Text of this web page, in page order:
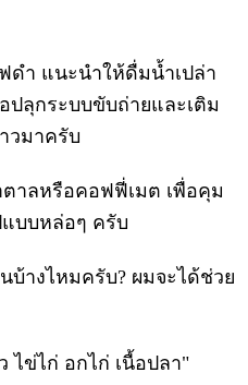
ดำ แนะนำให้ดื่มน้ำเปล่า
ปลุกระบบขับถ่ายและเติม
วมาครับ
าลหรือคอฟฟี่เมต เพื่อคุม
บบหล่อๆ ครับ
บ้างไหมครับ? ผมจะได้ช่วย
ไข่ไก่ อกไก่ เนื้อปลา"